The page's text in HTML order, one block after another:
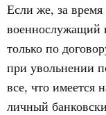
Если же, за время
военнослужащий
только по
при увольнении
все, что имеется
личный